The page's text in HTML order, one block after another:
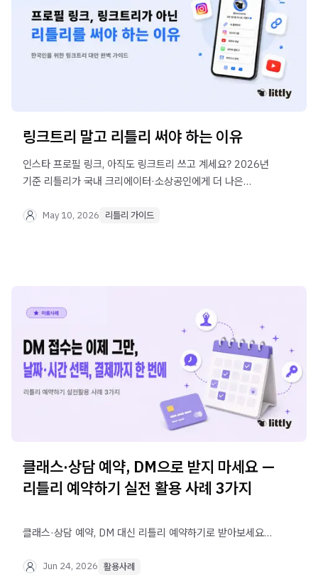
링크트리 말고 리틀리 써야 하는 이유
인스타 프로필 링크, 아직도 링크트리 쓰고 계세요? 2026년
기준 리틀리가 국내 크리에이터·소상공인에게 더 나은
May 10, 2026 리틀리 가이드
클래스·상담 예약, DM으로 받지 마세요 —
리틀리 예약하기 실전 활용 사례 3가지
클래스·상담 예약, DM 대신 리틀리 예약하기로 받아보세요.
관리까지 실제 활용 사례 3가지로 확인할 수 있어요.
Jun 24, 2026 활용사례